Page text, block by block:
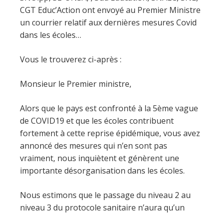
CGT Educ’Action ont envoyé au Premier Ministre
un courrier relatif aux dernières mesures Covid
dans les écoles…
Vous le trouverez ci-après :
Monsieur le Premier ministre,
Alors que le pays est confronté à la 5ème vague
de COVID19 et que les écoles contribuent
fortement à cette reprise épidémique, vous avez
annoncé des mesures qui n’en sont pas
vraiment, nous inquiètent et génèrent une
importante désorganisation dans les écoles.
Nous estimons que le passage du niveau 2 au
niveau 3 du protocole sanitaire n’aura qu’un